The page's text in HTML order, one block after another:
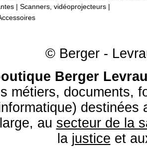
Scanners, vidéoprojecteurs
© Berger -
Berger
métiers, documents,
destinées
au secteur de la
la justice et